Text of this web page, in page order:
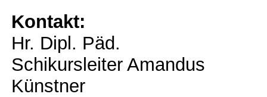
Kontakt:
Hr. Dipl. Päd.
Schikursleiter Amandus
Künstner